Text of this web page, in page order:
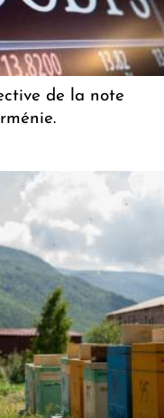
de la note